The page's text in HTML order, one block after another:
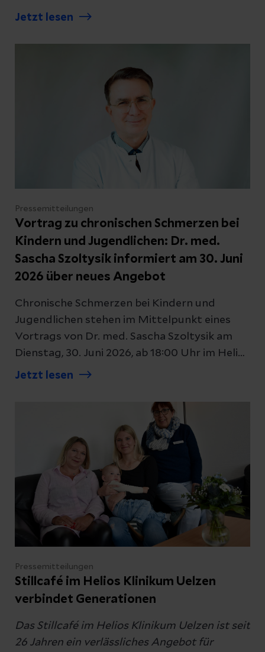
Versorgungslücke, die weit über die Grenzen des Landkreises
Jetzt lesen
Pressemitteilungen
Vortrag zu chronischen Schmerzen bei
Kindern und Jugendlichen: Dr. med.
Sascha Szoltysik informiert am 30. Juni
2026 über neues Angebot
Chronische Schmerzen bei Kindern und
Jugendlichen stehen im Mittelpunkt eines
Vortrags von Dr. med. Sascha Szoltysik am
Dienstag, 30. Juni 2026, ab 18:00 Uhr im Helios
Klinikum Uelzen. Die Veranstaltung findet in
richtet sich an Eltern, Angehörige und
weitere interessierte Gäste.
Jetzt lesen
Pressemitteilungen
Stillcafé im Helios Klinikum Uelzen
verbindet Generationen
Das Stillcafé im Helios Klinikum Uelzen ist seit
26 Jahren ein verlässliches Angebot für